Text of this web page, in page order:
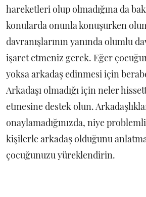
hareketleri olup olmadığına da
konularda onunla konuşurken
davranışlarının yanında olumlu
işaret etmeniz gerek. Eğer
yoksa arkadaş edinmesi için
Arkadaşı olmadığı için neler
etmesine destek olun.
onaylamadığınızda, niye
kişilerle arkadaş olduğunu
çocuğunuzu yüreklendirin.